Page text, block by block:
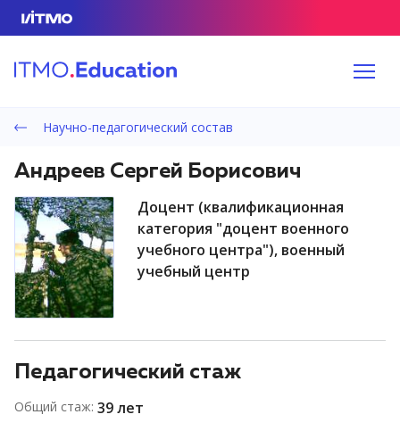
Научно-педагогический состав
Андреев Сергей Борисович
доцент (квалификационная
категория "доцент военного
учебного центра"), военный
учебный центр
Педагогический стаж
Общий стаж: 39 лет